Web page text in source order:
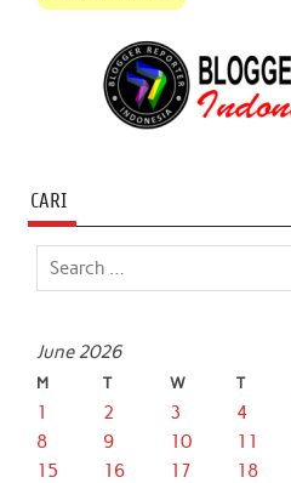
CARI
June 2026
M T W T
1 2 3 4
8
9 10 11
15
16 17 18